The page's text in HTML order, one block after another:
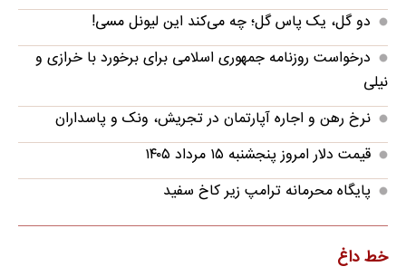
دو گل، یک پاس گل؛ چه می‌کند این لیونل مسی!
درخواست روزنامه جمهوری اسلامی برای برخورد با خرازی و
نیلی
نرخ رهن و اجاره آپارتمان در تجریش، ونک و پاسداران
قیمت دلار امروز پنجشنبه ۱۵ مرداد ۱۴۰۵
پایگاه محرمانه ترامپ زیر کاخ سفید
خط داغ